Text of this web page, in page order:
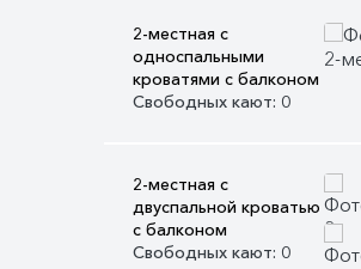
2-местная с
односпальными
кроватями с балконом
Свободных кают: 0
2-местная с
двуспальной кроватью
с балконом
Свободных кают: 0